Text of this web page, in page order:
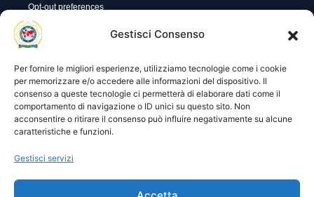
Gestisci Consenso
Per fornire le migliori esperienze, utilizziamo tecnologie come i cookie
per memorizzare e/o accedere alle informazioni del dispositivo. Il
consenso a queste tecnologie ci permetterà di elaborare dati come il
comportamento di navigazione o ID unici su questo sito. Non
acconsentire o ritirare il consenso può influire negativamente su alcune
caratteristiche e funzioni.
Gestisci servizi
Opt-out preferences
Utility
Visite di oggi: 10
Visite totali: 13568
Area gestione